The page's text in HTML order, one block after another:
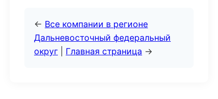
← Все компании в регионе
Дальневосточный федеральный
округ
Главная страница →